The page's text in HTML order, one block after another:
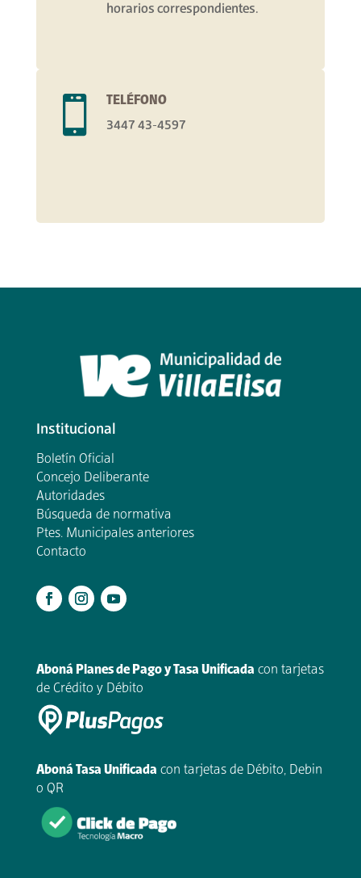
horarios correspondientes.

TELÉFONO
3447 43-4597
Institucional
Boletín Oficial
Concejo Deliberante
Autoridades
Búsqueda de normativa
Ptes. Municipales anteriores
Contacto
Aboná Planes de Pago y Tasa Unificada con tarjetas
de Crédito y Débito
Aboná Tasa Unificada con tarjetas de Débito, Debin
o QR